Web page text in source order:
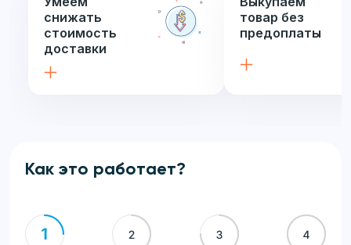
снижать
стоимость
доставки
товар без
предоплаты
Как это работает?